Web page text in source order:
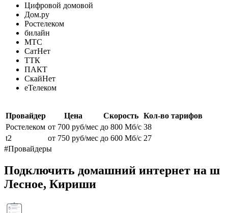
Цифровой домовой
Дом.ру
Ростелеком
билайн
МТС
СатНет
ТТК
ПАКТ
СкайНет
еТелеком
Провайдер Цена Скорость Кол-во тарифов
Ростелеком от 700 руб/мес до 800 Мб/с 38
t2
от 750 руб/мес до 600 Мб/с 27
#Провайдеры
Подключить домашний интернет на ш
Лесное, Кириши